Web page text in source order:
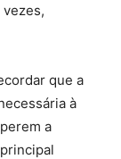
que a
à
a